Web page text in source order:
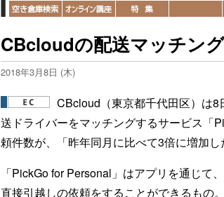
CBcloudの配送マッチン
2018年3月8日 (木)
CBcloud（東京都千代田区）は
送ドライバーをマッチングするサービス「
頼件数が、「昨年同月に比べて3倍に増加し
「PickGo for Personal」はアプリを通じて
直接引越しの依頼をすることができるもの